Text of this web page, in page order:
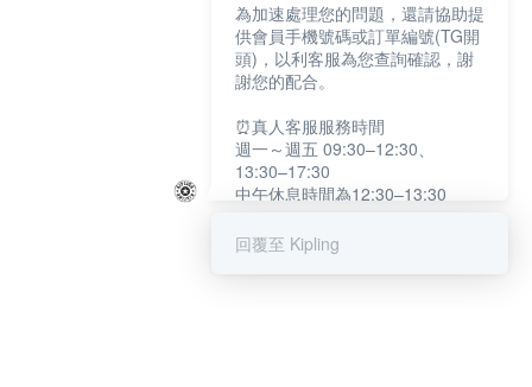
為加速處理您的問題，還請協助提
供會員手機號碼或訂單編號(TG開
頭)，以利客服為您查詢確認，謝
謝您的配合。
⏰真人客服服務時間
週一～週五 09:30–12:30、
13:30–17:30
中午休息時間為12:30–13:30
提醒您：系統會自動已讀訊息，如
回覆至 Kipling